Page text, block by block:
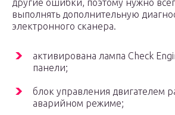
другие ошибки, поэтому нужно
выполнять дополнительную
электронного сканера.
активирована лампа Check
панели;
блок управления двигателем
аварийном режиме;